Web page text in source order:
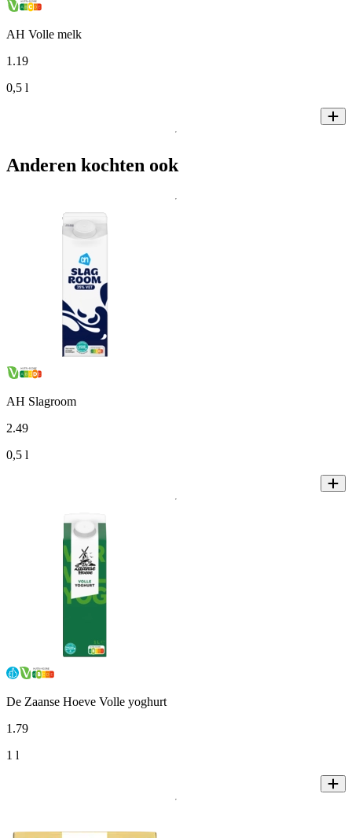
AH Volle melk
1 .19
0,5 l
Anderen kochten ook
AH Slagroom
2.49
0,5 l
De Zaanse Hoeve Volle yoghurt
1 .79
1 l